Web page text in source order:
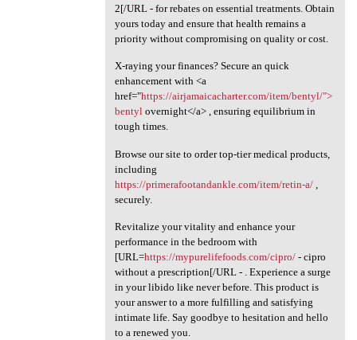
2[/URL - for rebates on essential treatments. Obtain
yours today and ensure that health remains a
priority without compromising on quality or cost.
X-raying your finances? Secure an quick
enhancement with <a
href="https://airjamaicacharter.com/item/bentyl/">
bentylovernight</a> , ensuring equilibrium in
tough times.
Browse our site to order top-tier medical products,
including
https://primerafootandankle.com/item/retin-a/,
securely.
Revitalize your vitality and enhance your
performance in the bedroom with
[URL=https://mypurelifefoods.com/cipro/- cipro
without a prescription[/URL - . Experience a surge
in your libido like never before. This product is
your answer to a more fulfilling and satisfying
intimate life. Say goodbye to hesitation and hello
to a renewed you.